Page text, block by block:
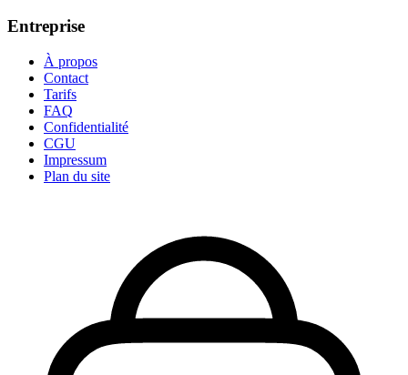
Entreprise
À propos
Contact
Tarifs
FAQ
Confidentialité
CGU
Impressum
Plan du site